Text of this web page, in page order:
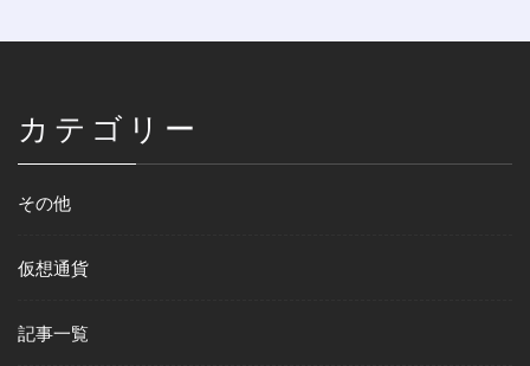
カテゴリー
その他
仮想通貨
記事一覧